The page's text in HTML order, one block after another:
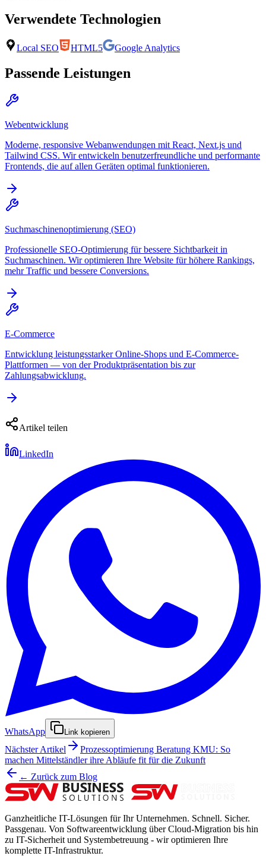
Verwendete Technologien
Local SEO HTML5 Google Analytics
Passende Leistungen
Webentwicklung
Moderne, responsive Webanwendungen mit React, Next.js und
Tailwind CSS. Wir entwickeln benutzerfreundliche und performante
Frontends, die auf allen Geräten optimal funktionieren.
Suchmaschinenoptimierung (SEO)
Professionelle SEO-Optimierung für bessere Sichtbarkeit in
Suchmaschinen. Wir optimieren Ihre Website für höhere Rankings,
mehr Traffic und bessere Conversions.
E-Commerce
Entwicklung leistungsstarker Online-Shops und E-Commerce-
Plattformen — von der Produktpräsentation bis zur
Zahlungsabwicklung.
Artikel teilen
LinkedIn
WhatsApp Link kopieren
Nächster Artikel
Prozessoptimierung Beratung KMU: So
machen Mittelständler ihre Abläufe fit für die Zukunft
← Zurück zum Blog
Ganzheitliche IT-Lösungen für Ihr Unternehmen. Schnell. Sicher.
Passgenau. Von Softwareentwicklung über Cloud-Migration bis hin
zu IT-Sicherheit und Systembetreuung - wir optimieren Ihre
komplette IT-Infrastruktur.